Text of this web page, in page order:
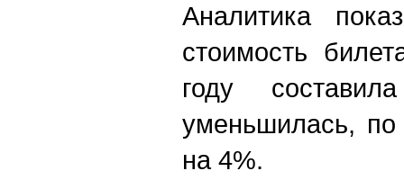
Аналитика
стоимость
году
уменьшилась,
на 4%.